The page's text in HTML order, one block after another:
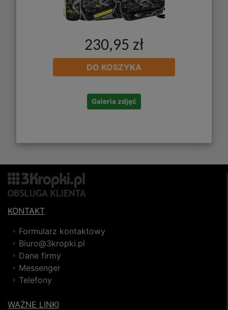
230,95 zł
DO KOSZYKA
Galeria zdjęć
KONTAKT
Formularz kontaktowy
Biuro@3kropki.pl
Dane firmy
Messenger
Telefony
WAŻNE LINKI